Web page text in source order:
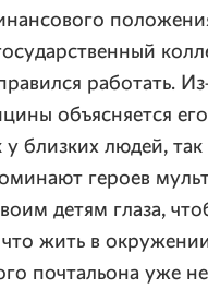
работать.
объясняется
у близких людей,
героев
детям глаза,
что жить в
почтальона уже не